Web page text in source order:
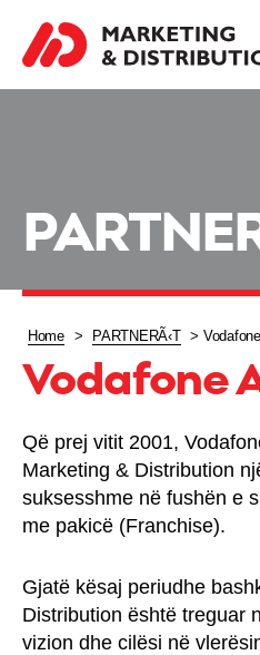
Home > PARTNERÃ‹T >
Vodafone
Që prej vitit 2001,
Marketing & Distribution
suksesshme në fushën e
me pakicë (Franchise).
Gjatë kësaj periudhe
Distribution është treguar
vizion dhe cilësi në